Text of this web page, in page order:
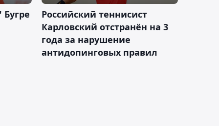
Российский теннисист
Карловский отстранён на 3
года за нарушение
антидопинговых правил